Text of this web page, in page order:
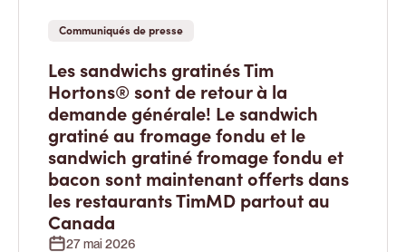
Communiqués de presse
Les sandwichs gratinés Tim
Hortons® sont de retour à la
demande générale! Le sandwich
gratiné au fromage fondu et le
sandwich gratiné fromage fondu et
bacon sont maintenant offerts dans
les restaurants TimMD partout au
Canada
27 mai 2026